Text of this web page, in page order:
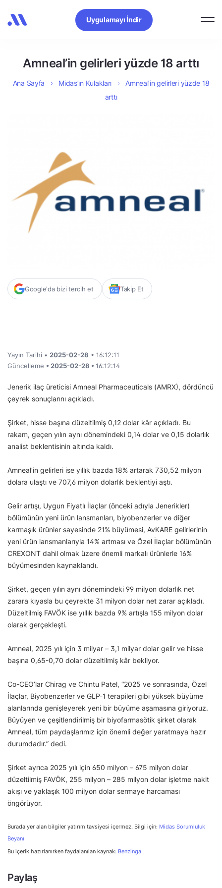
Uygulamayı İndir
Amneal’in gelirleri yüzde 18 arttı
Ana Sayfa Midas’ın Kulakları
Amneal’in gelirleri yüzde 18
arttı
Google'da bizi tercih et Takip Et
Yayın Tarihi • 2025-02-28 • 16:12:11
Güncelleme • 2025-02-28 • 16:12:14
Jenerik ilaç üreticisi Amneal Pharmaceuticals (AMRX), dördüncü
çeyrek sonuçlarını açıkladı.
Şirket, hisse başına düzeltilmiş 0,12 dolar kâr açıkladı. Bu
rakam, geçen yılın aynı dönemindeki 0,14 dolar ve 0,15 dolarlık
analist beklentisinin altında kaldı.
Amneal’in gelirleri ise yıllık bazda 18% artarak 730,52 milyon
dolara ulaştı ve 707,6 milyon dolarlık beklentiyi aştı.
Gelir artışı, Uygun Fiyatlı İlaçlar (önceki adıyla Jenerikler)
bölümünün yeni ürün lansmanları, biyobenzerler ve diğer
karmaşık ürünler sayesinde 21% büyümesi, AvKARE gelirlerinin
yeni ürün lansmanlarıyla 14% artması ve Özel İlaçlar bölümünün
CREXONT dahil olmak üzere önemli markalı ürünlerle 16%
büyümesinden kaynaklandı.
Şirket, geçen yılın aynı dönemindeki 99 milyon dolarlık net
zarara kıyasla bu çeyrekte 31 milyon dolar net zarar açıkladı.
Düzeltilmiş FAVÖK ise yıllık bazda 9% artışla 155 milyon dolar
olarak gerçekleşti.
Amneal, 2025 yılı için 3 milyar – 3,1 milyar dolar gelir ve hisse
başına 0,65-0,70 dolar düzeltilmiş kâr bekliyor.
Co-CEO’lar Chirag ve Chintu Patel, “2025 ve sonrasında, Özel
İlaçlar, Biyobenzerler ve GLP-1 terapileri gibi yüksek büyüme
alanlarında genişleyerek yeni bir büyüme aşamasına giriyoruz.
Büyüyen ve çeşitlendirilmiş bir biyofarmasötik şirket olarak
Amneal, tüm paydaşlarımız için önemli değer yaratmaya hazır
durumdadır.” dedi.
Şirket ayrıca 2025 yılı için 650 milyon – 675 milyon dolar
düzeltilmiş FAVÖK, 255 milyon – 285 milyon dolar işletme nakit
akışı ve yaklaşık 100 milyon dolar sermaye harcaması
öngörüyor.
Burada yer alan bilgiler yatırım tavsiyesi içermez. Bilgi için: Midas Sorumluluk
Beyanı
Bu içerik hazırlanırken faydalanılan kaynak: Benzinga
Paylaş